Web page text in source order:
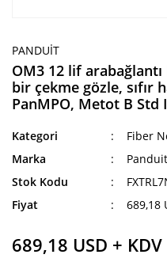
PANDUIT
OM3 12 lif
bir çekme gözle, sıfır
PanMPO, Metot B Std
Kategori
Fiber
Marka
Panduit
Stok Kodu
Fiyat
689,18
689,18 USD + KDV